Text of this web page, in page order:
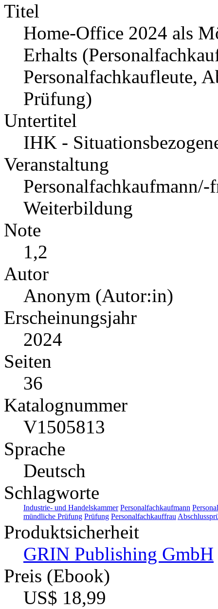
Titel
Home-Office 2024 als
Erhalts
Personalfachkaufleute,
Prüfung)
Untertitel
IHK -
Veranstaltung
Weiterbildung
Note
1,2
Autor
Anonym (Autor:in)
Erscheinungsjahr
2024
Seiten
36
Katalognummer
V1505813
Sprache
Deutsch
Schlagworte
Industrie- und Handelskammer Personalfachkaufmann
mündliche Prüfung Prüfung Personalfachkauffrau
Produktsicherheit
GRIN Publishing GmbH
Preis (Ebook)
US$ 18,99